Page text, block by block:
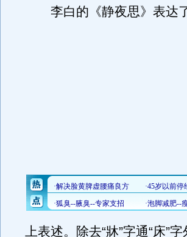
李白的《静夜思》表达
上表述。除去“牀”字通“床”